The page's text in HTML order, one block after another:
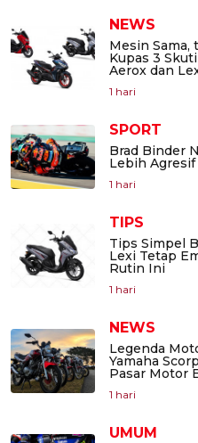
NEWS
Mesin Sama,
Kupas 3
Aerox dan
1 hari
SPORT
Brad Binder
Lebih
1 hari
TIPS
Tips Simpel
Lexi Tetap
Rutin Ini
1 hari
NEWS
Legenda
Yamaha
Pasar Motor
1 hari
UMUM